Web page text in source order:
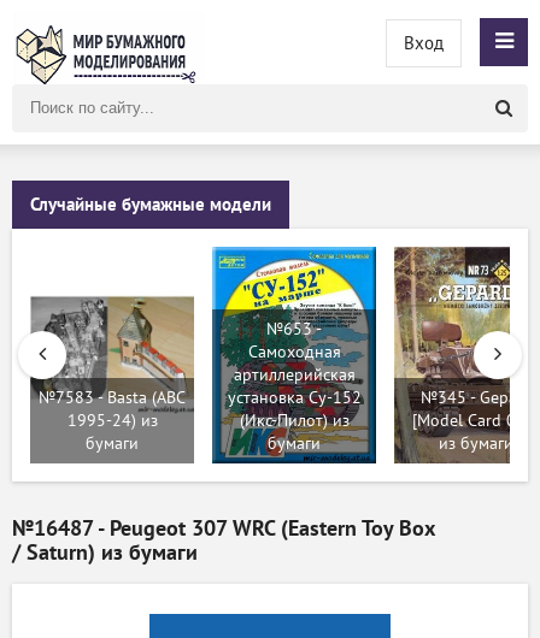
сайту
Вход
Случайные бумажные модели
№7583 - Basta (ABC
1995-24) из
бумаги
№653 -
Самоходная
артиллерийская
установка Су-152
(Икс-Пилот) из
бумаги
№345 - Gepard
[Model Card 073]
из бумаги
№16487 - Peugeot 307 WRC (Eastern Toy Box
/ Saturn) из бумаги